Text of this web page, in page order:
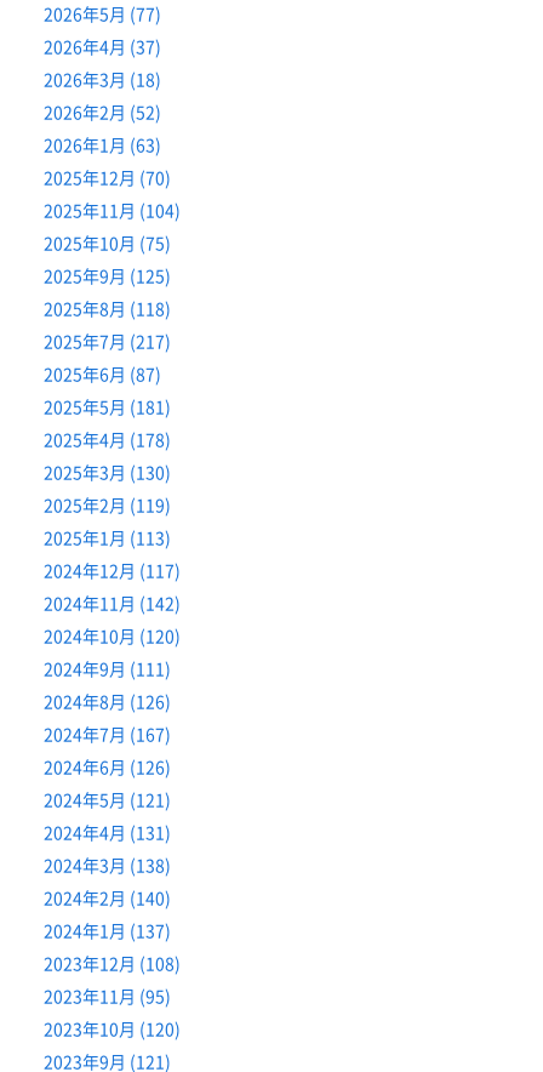
2026年5月 (77)
2026年4月 (37)
2026年3月 (18)
2026年2月 (52)
2026年1月 (63)
2025年12月 (70)
2025年11月 (104)
2025年10月 (75)
2025年9月 (125)
2025年8月 (118)
2025年7月 (217)
2025年6月 (87)
2025年5月 (181)
2025年4月 (178)
2025年3月 (130)
2025年2月 (119)
2025年1月 (113)
2024年12月 (117)
2024年11月 (142)
2024年10月 (120)
2024年9月 (111)
2024年8月 (126)
2024年7月 (167)
2024年6月 (126)
2024年5月 (121)
2024年4月 (131)
2024年3月 (138)
2024年2月 (140)
2024年1月 (137)
2023年12月 (108)
2023年11月 (95)
2023年10月 (120)
2023年9月 (121)